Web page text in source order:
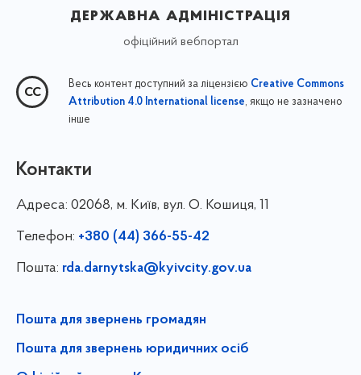
державна адміністрація
офіційний вебпортал
Весь контент доступний за ліцензією Creative Commons
Attribution 4.0 International license, якщо не зазначено
інше
Контакти
Адреса: 02068, м. Київ, вул. О. Кошиця, 11
Телефон: +380 (44) 366-55-42
Пошта: rda.darnytska@kyivcity.gov.ua
Пошта для звернень громадян
Пошта для звернень юридичних осіб